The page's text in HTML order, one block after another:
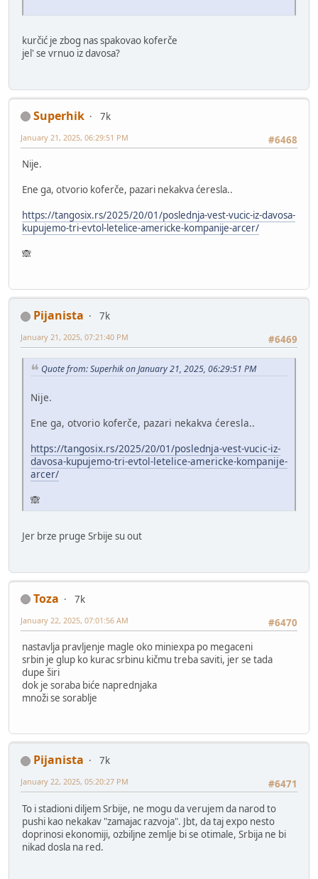
kurčić je zbog nas spakovao koferče
jel' se vrnuo iz davosa?
Superhik
7k
#6468
January 21, 2025, 06:29:51 PM
Nije.
Ene ga, otvorio koferče, pazari nekakva ćeresla..
https://tangosix.rs/2025/20/01/poslednja-vest-vucic-iz-davosa-
kupujemo-tri-evtol-letelice-americke-kompanije-arcer/
🙈
Pijanista
7k
#6469
January 21, 2025, 07:21:40 PM
Quote from: Superhik on January 21, 2025, 06:29:51 PM
Nije.
Ene ga, otvorio koferče, pazari nekakva ćeresla..
https://tangosix.rs/2025/20/01/poslednja-vest-vucic-iz-
davosa-kupujemo-tri-evtol-letelice-americke-kompanije-
arcer/
🙈
Jer brze pruge Srbije su out
Toza
7k
#6470
January 22, 2025, 07:01:56 AM
nastavlja pravljenje magle oko miniexpa po megaceni
srbin je glup ko kurac srbinu kičmu treba saviti, jer se tada
dupe širi
dok je soraba biće naprednjaka
množi se sorablje
Pijanista
7k
#6471
January 22, 2025, 05:20:27 PM
To i stadioni diljem Srbije, ne mogu da verujem da narod to
pushi kao nekakav "zamajac razvoja". Jbt, da taj expo nesto
doprinosi ekonomiji, ozbiljne zemlje bi se otimale, Srbija ne bi
nikad dosla na red.